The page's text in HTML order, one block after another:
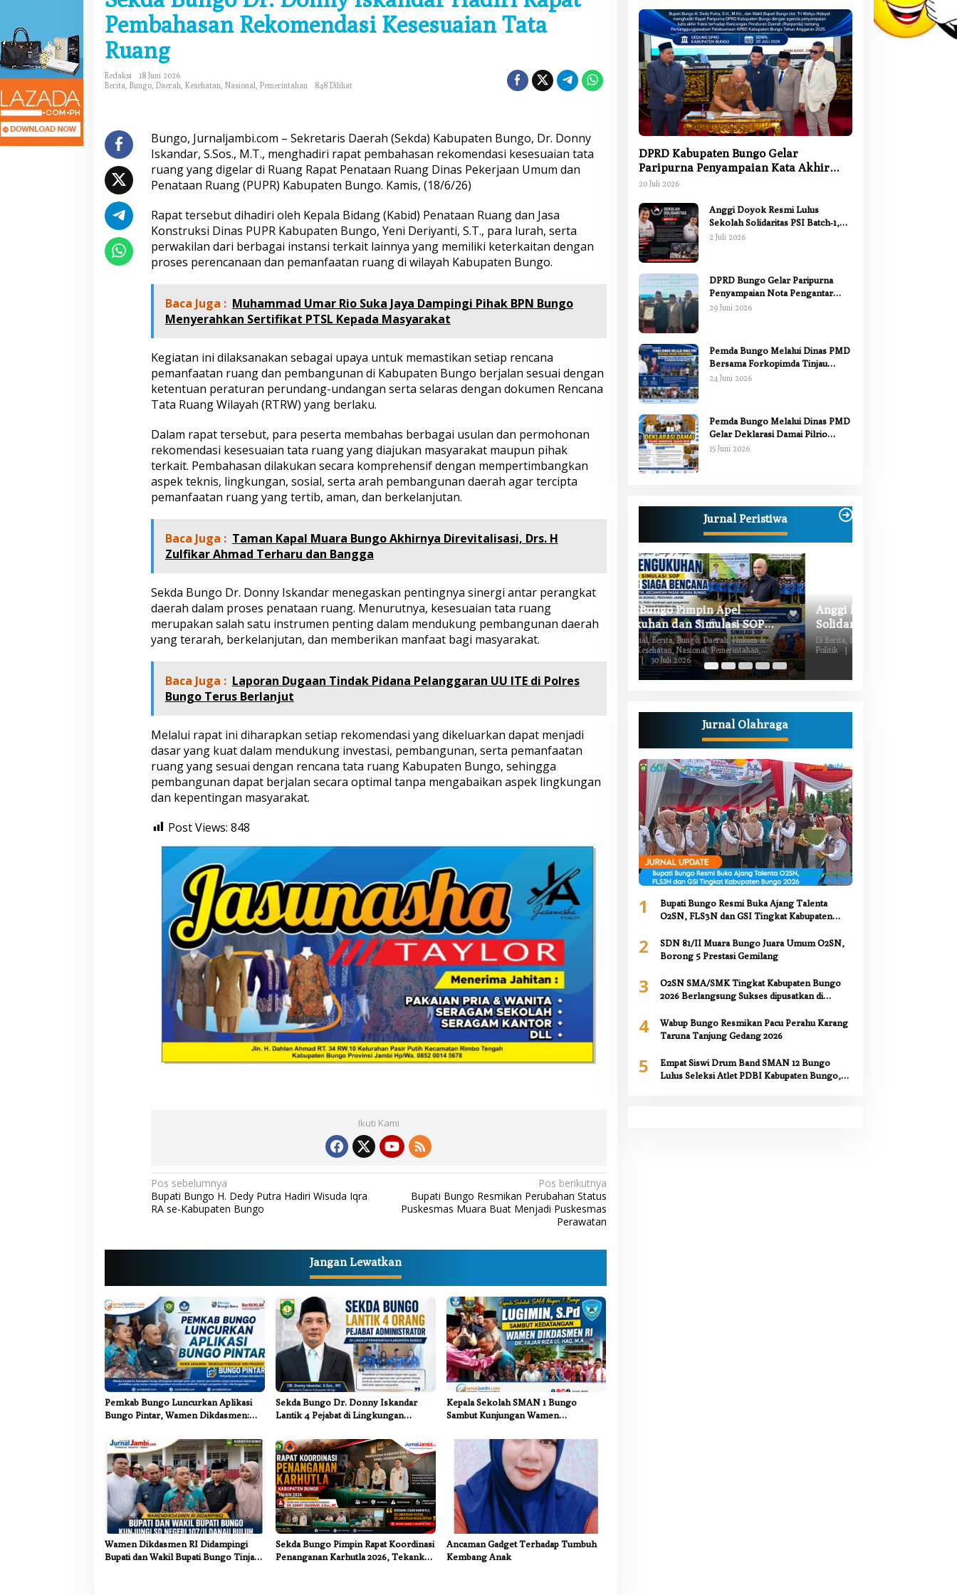
d
a
B
o
D
o
n
n
y
s
k
a
n
d
H
a
d
r
R
a
p
t
P
e
m
b
a
a
n
k
o
m
e
n
s
i
s
e
s
a
i
n
t
a
R
u
a
n
Pembahasan Rekomendasi Kesesuaian Tata
Ruang
Redaksi
18 Juni 2026
Berita Bungo Daerah Kesehatan Nasional Pemerintahan 848 Dilihat
Bungo, Jurnaljambi.com – Sekretaris Daerah (Sekda) Kabupaten Bungo, Dr. Donny
Iskandar, S.Sos., M.T., menghadiri rapat pembahasan rekomendasi kesesuaian tata
ruang yang digelar di Ruang Rapat Penataan Ruang Dinas Pekerjaan Umum dan
Penataan Ruang (PUPR) Kabupaten Bungo. Kamis, (18/6/26)
Rapat tersebut dihadiri oleh Kepala Bidang (Kabid) Penataan Ruang dan Jasa
Konstruksi Dinas PUPR Kabupaten Bungo, Yeni Deriyanti, S.T., para lurah, serta
perwakilan dari berbagai instansi terkait lainnya yang memiliki keterkaitan dengan
proses perencanaan dan pemanfaatan ruang di wilayah Kabupaten Bungo.
Baca Juga : Muhammad Umar Rio Suka Jaya Dampingi Pihak BPN Bungo
Menyerahkan Sertifikat PTSL Kepada Masyarakat
Kegiatan ini dilaksanakan sebagai upaya untuk memastikan setiap rencana
pemanfaatan ruang dan pembangunan di Kabupaten Bungo berjalan sesuai dengan
ketentuan peraturan perundang-undangan serta selaras dengan dokumen Rencana
Tata Ruang Wilayah (RTRW) yang berlaku.
Dalam rapat tersebut, para peserta membahas berbagai usulan dan permohonan
rekomendasi kesesuaian tata ruang yang diajukan masyarakat maupun pihak
terkait. Pembahasan dilakukan secara komprehensif dengan mempertimbangkan
aspek teknis, lingkungan, sosial, serta arah pembangunan daerah agar tercipta
pemanfaatan ruang yang tertib, aman, dan berkelanjutan.
Baca Juga : Taman Kapal Muara Bungo Akhirnya Direvitalisasi, Drs. H
Zulfikar Ahmad Terharu dan Bangga
Sekda Bungo Dr. Donny Iskandar menegaskan pentingnya sinergi antar perangkat
daerah dalam proses penataan ruang. Menurutnya, kesesuaian tata ruang
merupakan salah satu instrumen penting dalam mendukung pembangunan daerah
yang terarah, berkelanjutan, dan memberikan manfaat bagi masyarakat.
Baca Juga : Laporan Dugaan Tindak Pidana Pelanggaran UU ITE di Polres
Bungo Terus Berlanjut
Melalui rapat ini diharapkan setiap rekomendasi yang dikeluarkan dapat menjadi
dasar yang kuat dalam mendukung investasi, pembangunan, serta pemanfaatan
ruang yang sesuai dengan rencana tata ruang Kabupaten Bungo, sehingga
pembangunan dapat berjalan secara optimal tanpa mengabaikan aspek lingkungan
dan kepentingan masyarakat.
Post Views: 848
Ikuti Kami
N
a
i
a
s
i
p
o
s
Pos sebelumnya
Bupati Bungo H. Dedy Putra Hadiri Wisuda Iqra
RA se-Kabupaten Bungo
Pos berikutnya
Bupati Bungo Resmikan Perubahan Status
Puskesmas Muara Buat Menjadi Puskesmas
Perawatan
Jangan Lewatkan
Pemkab Bungo Luncurkan Aplikasi
Bungo Pintar, Wamen Dikdasmen:
Progresif
Sekda Bungo Dr. Donny Iskandar
Lantik 4 Pejabat di Lingkungan
Kepala Sekolah SMAN 1 Bungo
Sambut Kunjungan Wamen
untuk Anak Putus Sekolah
Wamen Dikdasmen RI Didampingi
Bupati dan Wakil Bupati Bungo Tinjau
Sekda Bungo Pimpin Rapat Koordinasi
Penanganan Karhutla 2026, Tekankan
Ancaman Gadget Terhadap Tumbuh
Kembang Anak
DPRD Kabupaten Bungo Gelar
Paripurna Penyampaian Kata Akhir
Fraksi terhadap Ranperda
20 Juli 2026
Anggi Doyok Resmi Lulus
Sekolah Solidaritas PSI Batch-1,
Siap Perkuat Kiprah Politik dari
2 Juli 2026
DPRD Bungo Gelar Paripurna
Penyampaian Nota Pengantar
Pertanggungjawaban Pelaksanaan
29 Juni 2026
Pemda Bungo Melalui Dinas PMD
Bersama Forkopimda Tinjau
Pelaksanaan Pilrio Serentak 2026
24 Juni 2026
Pemda Bungo Melalui Dinas PMD
Gelar Deklarasi Damai Pilrio
Serentak Tahun 2026
15 Juni 2026
Jurnal Peristiwa
Bupati Bungo Pimpin Apel
Pengukuhan dan Simulasi SOP
Kampung Siaga Bencana Jaya Setia
Di Advetorial, Berita, Bungo, Daerah, Hukum &
Anggi Doyok Resmi Lulus Sekolah
Solidaritas PSI Batch-1, Siap Perkuat
Kiprah Politik dari Daerah
Di Berita, Bungo, Daerah, Nasional, Peristiwa,
Politik
| 2 Juli 2026
Jurnal Olahraga
1
Bupati Bungo Resmi Buka Ajang Talenta
O2SN, FLS3N dan GSI Tingkat Kabupaten
2
SDN 81/II Muara Bungo Juara Umum O2SN,
Borong 5 Prestasi Gemilang
3
O2SN SMA/SMK Tingkat Kabupaten Bungo
2026 Berlangsung Sukses dipusatkan di
4
Wabup Bungo Resmikan Pacu Perahu Karang
Taruna Tanjung Gedang 2026
5
Empat Siswi Drum Band SMAN 12 Bungo
Lulus Seleksi Atlet PDBI Kabupaten Bungo,